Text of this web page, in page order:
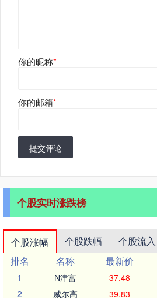
你的昵称*
你的邮箱*
提交评论
个股实时涨跌榜
个股涨幅 个股跌幅 个股流入
排名
名称 最新价
1
N津富 37.48
2 威尔高 39.83